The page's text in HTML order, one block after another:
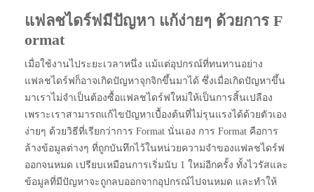
แฟลชไดร์ฟมีปัญหา แก้ง่ายๆ ด้วยการ F
ormat
เมื่อใช้งานไประยะเวลาหนึ่ง แม้แต่อุปกรณ์ที่ทนทานอย่าง
แฟลชไดร์ฟก็อาจเกิดปัญหาจุกจิกขึ้นมาได้ ซึ่งเมื่อเกิดปัญหาขึ้น
มาเราไม่จำเป็นต้องซื้อแฟลชไดร์ฟใหม่ให้เป็นการสิ้นเปลือง
เพราะเราสามารถแก้ไขปัญหาเบื้องต้นที่ไม่รุนแรงได้ด้วยตัวเอง
ง่ายๆ ด้วยวิธีที่เรียกว่าการ Format นั่นเอง การ Format คือการ
ล้างข้อมูลต่างๆ ที่ถูกบันทึกไว้ในหน่วยความจำของแฟลชไดร์ฟ
ออกจนหมด เปรียบเหมือนการเริ่มนับ 1 ใหม่อีกครั้ง ทั้งไวรัสและ
ข้อมูลที่มีปัญหาจะถูกลบออกจากอุปกรณ์ไปจนหมด และทำให้